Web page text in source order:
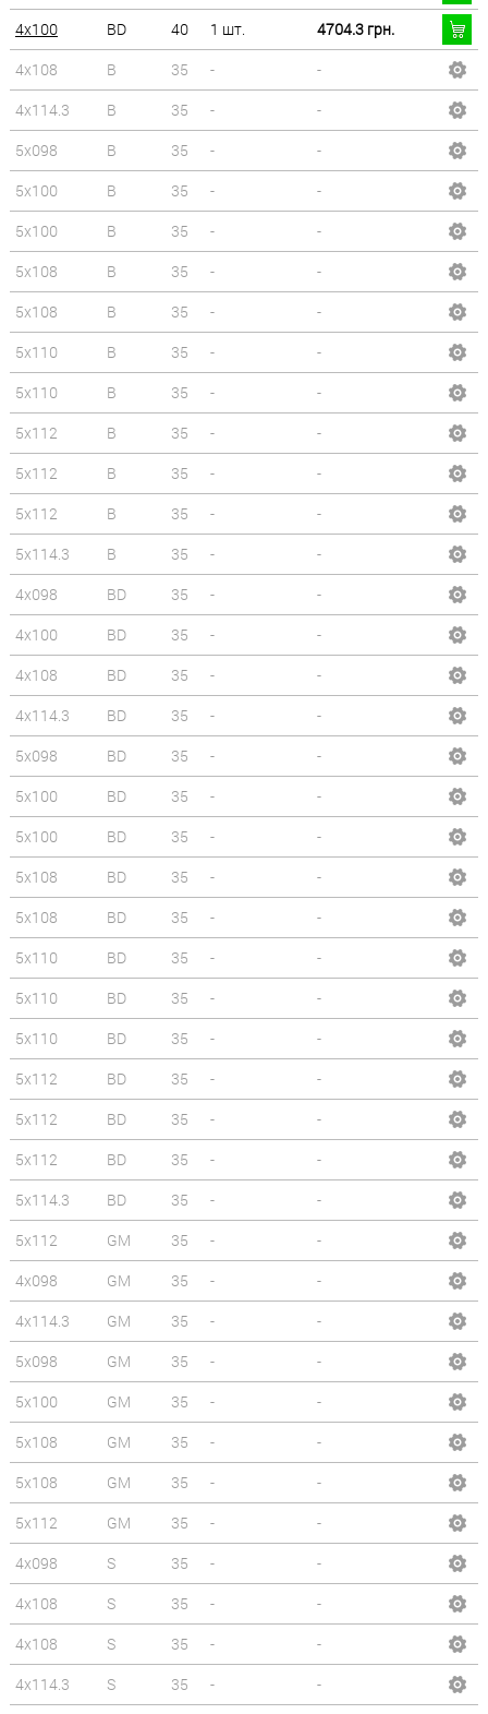
4x100
BD 40 1 шт.
4704.3 грн.
4x108
B 35 -
-
4x114.3
B 35 -
-
5x098
B 35 -
-
5x100
B 35 -
-
5x100
B 35 -
-
5x108
B 35 -
-
5x108
B 35 -
-
5x110
B 35 -
-
5x110
B 35 -
-
5x112
B 35 -
-
5x112
B 35 -
-
5x112
B 35 -
-
5x114.3
B 35 -
-
4x098
BD 35 -
-
4x100
BD 35 -
-
4x108
BD 35 -
-
4x114.3
BD 35 -
-
5x098
BD 35 -
-
5x100
BD 35 -
-
5x100
BD 35 -
-
5x108
BD 35 -
-
5x108
BD 35 -
-
5x110
BD 35 -
-
5x110
BD 35 -
-
5x110
BD 35 -
-
5x112
BD 35 -
-
5x112
BD 35 -
-
5x112
BD 35 -
-
5x114.3
BD 35 -
-
5x112
GM 35 -
-
4x098
GM 35 -
-
4x114.3
GM 35 -
-
5x098
GM 35 -
-
5x100
GM 35 -
-
5x108
GM 35 -
-
5x108
GM 35 -
-
5x112
GM 35 -
-
4x098
S 35 -
-
4x108
S 35 -
-
4x108
S 35 -
-
4x114.3
S 35 -
-